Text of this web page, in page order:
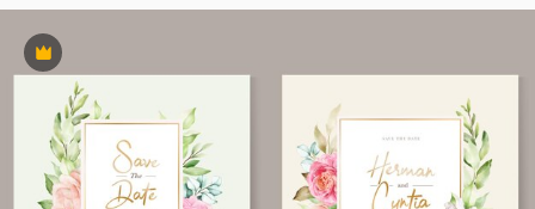
Premium